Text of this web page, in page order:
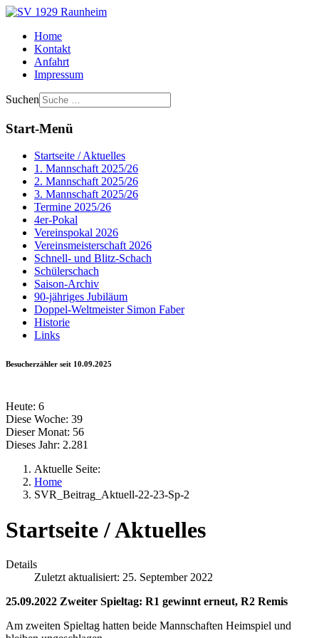
Home
Kontakt
Anfahrt
Impressum
Suchen
Start-Menü
Startseite / Aktuelles
1. Mannschaft 2025/26
2. Mannschaft 2025/26
3. Mannschaft 2025/26
Termine 2025/26
4er-Pokal
Vereinspokal 2026
Vereinsmeisterschaft 2026
Schnell- und Blitz-Schach
Schülerschach
Saison-Archiv
90-jähriges Jubiläum
Doppel-Weltmeister Simon Faber
Historie
Links
Besucherzähler seit 10.09.2025
Heute: 6
Diese Woche: 39
Dieser Monat: 56
Dieses Jahr: 2.281
Aktuelle Seite:
Home
SVR_Beitrag_Aktuell-22-23-Sp-2
Startseite / Aktuelles
Details
Zuletzt aktualisiert: 25. September 2022
25.09.2022 Zweiter Spieltag: R1 gewinnt erneut, R2 Remis
Am zweiten Spieltag hatten beide Mannschaften Heimspiel und